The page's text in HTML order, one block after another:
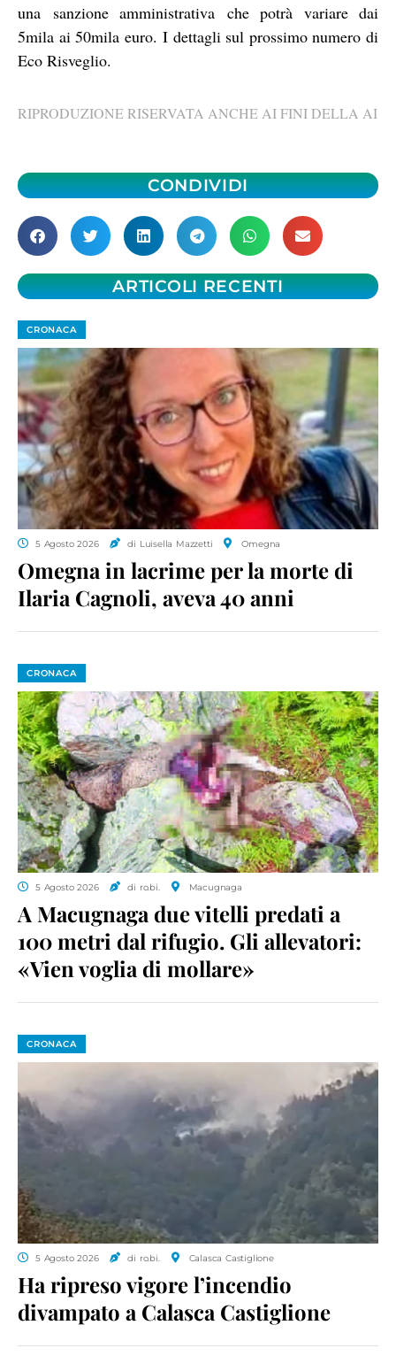
una sanzione amministrativa che potrà variare dai
5mila ai 50mila euro.I dettagli sul prossimo numero di
Eco Risveglio.
RIPRODUZIONE RISERVATA ANCHE AI FINI DELLA AI
CONDIVIDI
ARTICOLI RECENTI
CRONACA
5 Agosto 2026 di Luisella Mazzetti Omegna
Omegna in lacrime per la morte di
Ilaria Cagnoli, aveva 40 anni
CRONACA
5 Agosto 2026 di ro.bi. Macugnaga
A Macugnaga due vitelli predati a
100 metri dal rifugio. Gli allevatori:
«Vien voglia di mollare»
CRONACA
5 Agosto 2026 di ro.bi. Calasca Castiglione
Ha ripreso vigore l’incendio
divampato a Calasca Castiglione